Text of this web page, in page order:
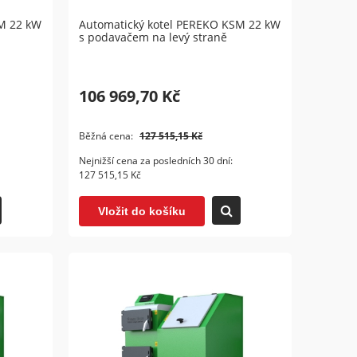
Zplynovací kotel ATTACK SLX 20
78 218,18 Kč
Vložit do košíku
22 kW
Automatický kotel PEREKO KSM 22 kW
s podavačem na levý straně
106 969,70 Kč
Běžná cena: 127 515,15 Kč
Nejnižší cena za posledních 30 dní:
127 515,15 Kč
Vložit do košíku